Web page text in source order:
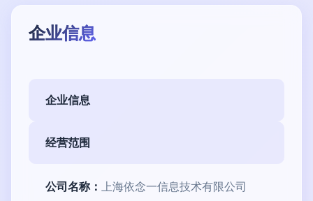
企业信息
企业信息
经营范围
公司名称： 上海依念一信息技术有限公司